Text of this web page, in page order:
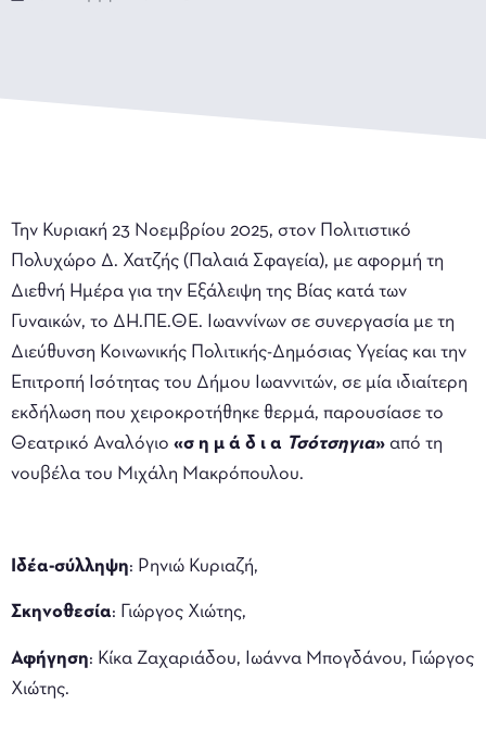
Την Κυριακή 23 Νοεμβρίου 2025, στον Πολιτιστικό
Πολυχώρο Δ. Χατζής (Παλαιά Σφαγεία), με αφορμή τη
Διεθνή Ημέρα για την Εξάλειψη της Βίας κατά των
Γυναικών, το ΔΗ.ΠΕ.ΘΕ. Ιωαννίνων σε συνεργασία με τη
Διεύθυνση Κοινωνικής Πολιτικής-Δημόσιας Υγείας και την
Επιτροπή Ισότητας του Δήμου Ιωαννιτών, σε μία ιδιαίτερη
εκδήλωση που χειροκροτήθηκε θερμά, παρουσίασε το
Θεατρικό Αναλόγιο «σ η μ ά δ ι α Τσότσηγια» από τη
νουβέλα του Μιχάλη Μακρόπουλου.
Ιδέα-σύλληψη: Ρηνιώ Κυριαζή,
Σκηνοθεσία: Γιώργος Χιώτης,
Αφήγηση: Κίκα Ζαχαριάδου, Ιωάννα Μπογδάνου, Γιώργος
Χιώτης.